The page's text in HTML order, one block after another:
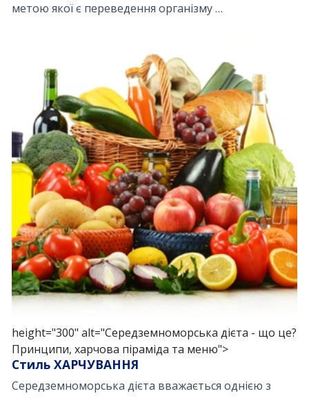
метою якої є переведення організму …
height="300" alt="Середземноморська дієта - що це?
Принципи, харчова піраміда та меню">
Стиль ХАРЧУВАННЯ
Середземноморська дієта вважається однією з